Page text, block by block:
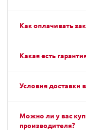
Как оплачивать
Какая есть
Условия доставки
Можно ли у вас
производителя?